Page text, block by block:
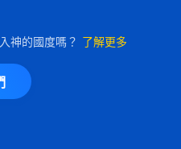
己活得那麽累、過得那
這種觀點盡本分，遇到
己找輕鬆的活兒幹。後
分壓力大，我還是在一
，我太自私卑鄙了！反
神的國度嗎？ 了解更多